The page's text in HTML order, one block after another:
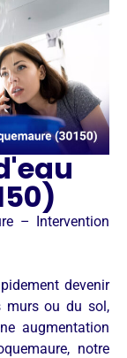
– Intervention
devenir
murs ou du sol,
augmentation
notre